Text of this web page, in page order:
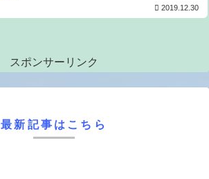
2019.12.30
スポンサーリンク
最新記事はこちら